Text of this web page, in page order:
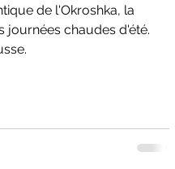
de l'Okroshka, la
journées chaudes d'été.